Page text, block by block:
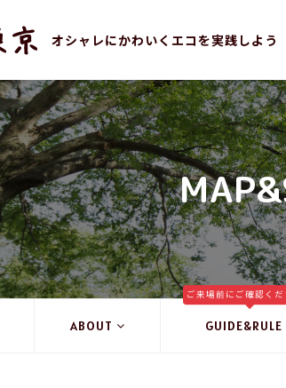
オシャレにかわいくエコを実践しよう
ABOUT GUIDE&RULE
ご来場前にご確認くだ